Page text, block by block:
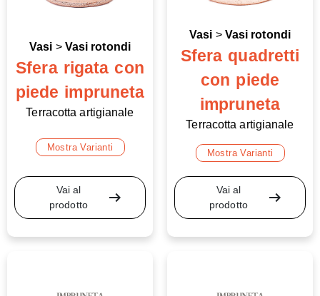
Vasi > Vasi rotondi
Sfera rigata con
piede impruneta
Terracotta artigianale
Mostra Varianti
Vai al
prodotto
arrow_right_alt
Vasi > Vasi rotondi
Sfera quadretti
con piede
impruneta
Terracotta artigianale
Mostra Varianti
Vai al
prodotto
arrow_right_alt